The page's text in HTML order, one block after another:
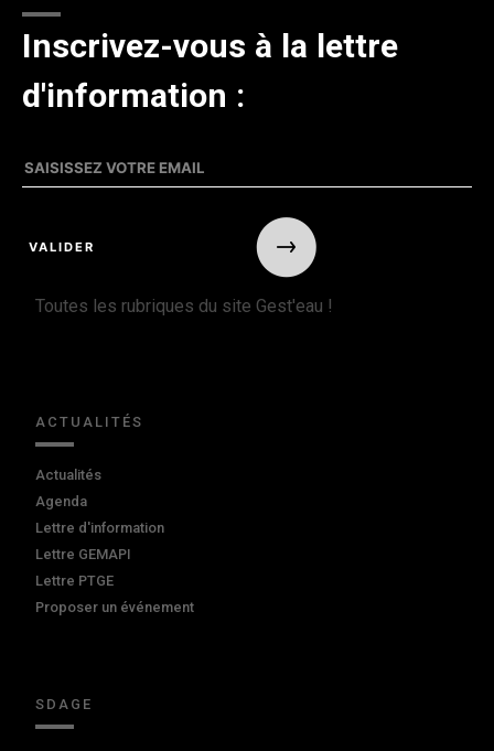
Inscrivez-vous à la lettre
d'information :
Toutes les rubriques du site Gest'eau !
ACTUALITÉS
Actualités
Agenda
Lettre d'information
Lettre GEMAPI
Lettre PTGE
Proposer un événement
SDAGE